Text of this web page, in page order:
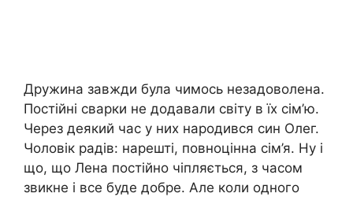
Дружина завжди була чимось незадоволена.
Постійні сварки не додавали світу в їх сім’ю.
Через деякий час у них народився син Олег.
Чоловік радів: нарешті, повноцінна сім’я. Ну і
що, що Лена постійно чіпляється, з часом
звикне і все буде добре. Але коли одного